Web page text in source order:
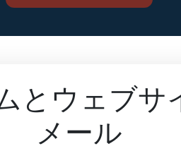
とウェブサ
メール